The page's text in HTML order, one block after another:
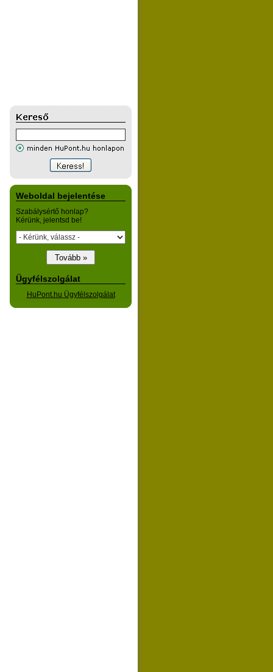
Weboldal bejelentése
Szabálysértő honlap?
Kérünk, jelentsd be!
Ügyfélszolgálat
HuPont.hu Ügyfélszolgálat